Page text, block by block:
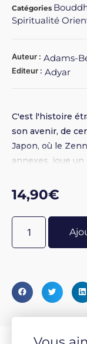
Catégories
Spiritualité
Auteur : Adams-
Editeur : Adyar
C'est l'histoire
son avenir, de
Japon, où le
annexes, joue
magnifique
14,90€